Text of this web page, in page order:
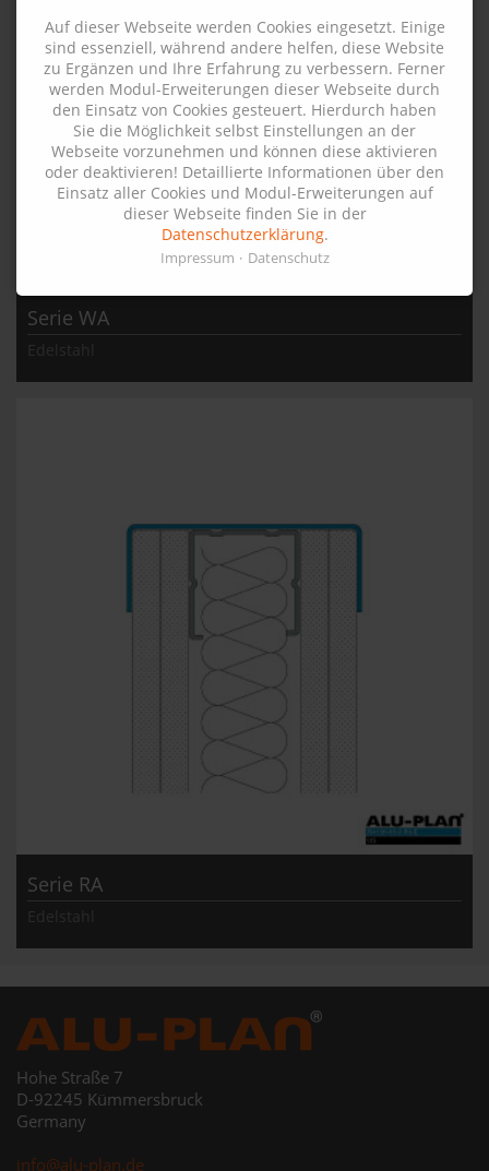
Serie WA
Serie RA
Hohe Straße 7
D-92245 Kümmersbruck
Germany
info@alu-plan.de
Auf dieser Webseite werden Cookies eingesetzt. Einige
sind essenziell, während andere helfen, diese Website
zu Ergänzen und Ihre Erfahrung zu verbessern. Ferner
werden Modul-Erweiterungen dieser Webseite durch
den Einsatz von Cookies gesteuert. Hierdurch haben
Sie die Möglichkeit selbst Einstellungen an der
Webseite vorzunehmen und können diese aktivieren
oder deaktivieren! Detaillierte Informationen über den
Einsatz aller Cookies und Modul-Erweiterungen auf
dieser Webseite finden Sie in der
Datenschutzerklärung.
Impressum Datenschutz